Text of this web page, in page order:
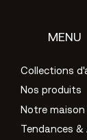
MENU
Collections
Nos produits
Notre maison
Tendances